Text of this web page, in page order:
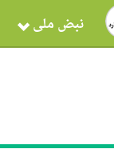
نبض ملی